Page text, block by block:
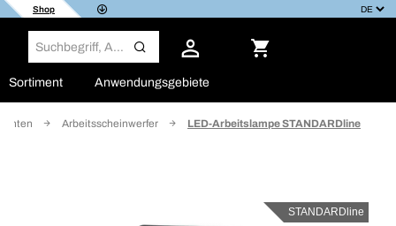
Shop
Sortiment Anwendungsgebiete
Arbeitsscheinwerfer LED-Arbeitslampe STANDARDline
STANDARDline